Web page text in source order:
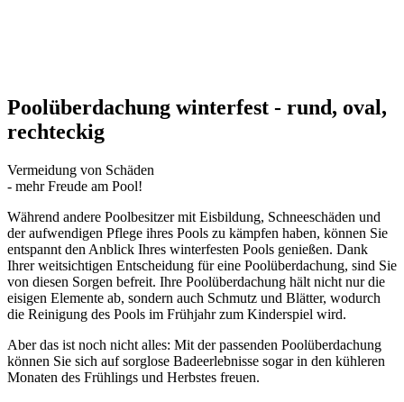
Poolüberdachung winterfest - rund, oval,
rechteckig
Vermeidung von Schäden
- mehr Freude am Pool!
Während andere Poolbesitzer mit Eisbildung, Schneeschäden und
der aufwendigen Pflege ihres Pools zu kämpfen haben, können Sie
entspannt den Anblick Ihres winterfesten Pools genießen. Dank
Ihrer weitsichtigen Entscheidung für eine Poolüberdachung, sind Sie
von diesen Sorgen befreit. Ihre Poolüberdachung hält nicht nur die
eisigen Elemente ab, sondern auch Schmutz und Blätter, wodurch
die Reinigung des Pools im Frühjahr zum Kinderspiel wird.
Aber das ist noch nicht alles: Mit der passenden Pool­überdachung
können Sie sich auf sorglose Badeerlebnisse sogar in den kühleren
Monaten des Frühlings und Herbstes freuen.